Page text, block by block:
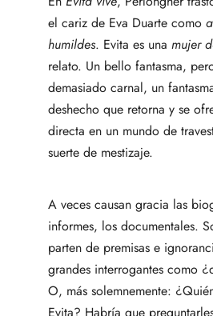
el cariz de Eva Duarte como
humildes. Evita es una mujer
relato. Un bello fantasma,
demasiado carnal, un
deshecho que retorna y se
directa en un mundo de
suerte de mestizaje.
A veces causan gracia las
informes, los documentales.
parten de premisas e
grandes interrogantes como
O, más solemnemente: